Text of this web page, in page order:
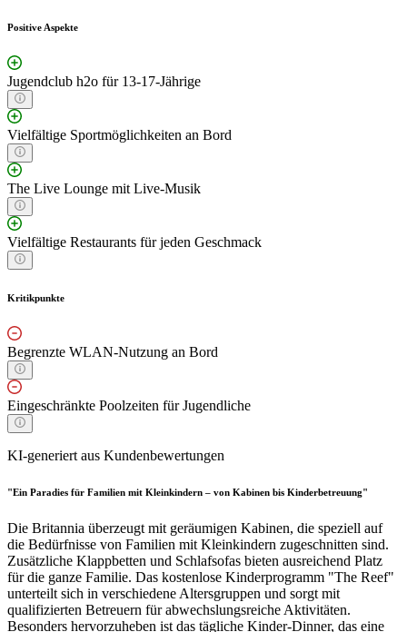
Positive Aspekte
Jugendclub h2o für 13-17-Jährige
Vielfältige Sportmöglichkeiten an Bord
The Live Lounge mit Live-Musik
Vielfältige Restaurants für jeden Geschmack
Kritikpunkte
Begrenzte WLAN-Nutzung an Bord
Eingeschränkte Poolzeiten für Jugendliche
KI-generiert aus Kundenbewertungen
"Ein Paradies für Familien mit Kleinkindern – von Kabinen bis Kinderbetreuung"
Die Britannia überzeugt mit geräumigen Kabinen, die speziell auf
die Bedürfnisse von Familien mit Kleinkindern zugeschnitten sind.
Zusätzliche Klappbetten und Schlafsofas bieten ausreichend Platz
für die ganze Familie. Das kostenlose Kinderprogramm "The Reef"
unterteilt sich in verschiedene Altersgruppen und sorgt mit
qualifizierten Betreuern für abwechslungsreiche Aktivitäten.
Besonders hervorzuheben ist das tägliche Kinder-Dinner, das eine